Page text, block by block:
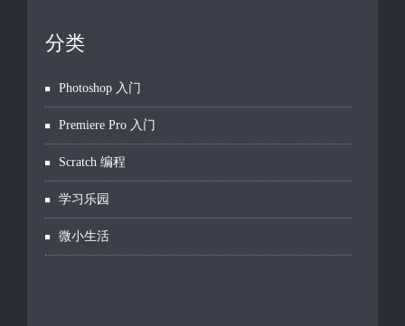
分类
Photoshop 入门
Premiere Pro 入门
Scratch 编程
学习乐园
微小生活